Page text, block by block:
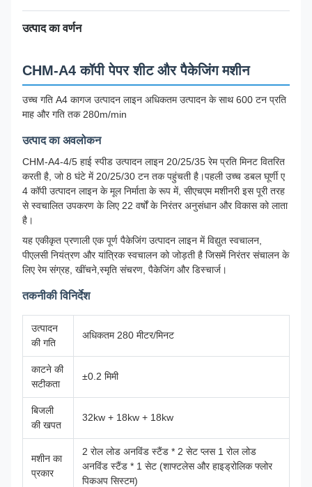
उत्पाद का वर्णन
CHM-A4 कॉपी पेपर शीट और पैकेजिंग मशीन
उच्च गति A4 कागज उत्पादन लाइन अधिकतम उत्पादन के साथ 600 टन प्रति
माह और गति तक 280m/min
उत्पाद का अवलोकन
CHM-A4-4/5 हाई स्पीड उत्पादन लाइन 20/25/35 रेम प्रति मिनट वितरित
करती है, जो 8 घंटे में 20/25/30 टन तक पहुंचती है।पहली उच्च डबल घूर्णी ए
4 कॉपी उत्पादन लाइन के मूल निर्माता के रूप में, सीएचएम मशीनरी इस पूरी तरह
से स्वचालित उपकरण के लिए 22 वर्षों के निरंतर अनुसंधान और विकास को लाता
है।
यह एकीकृत प्रणाली एक पूर्ण पैकेजिंग उत्पादन लाइन में विद्युत स्वचालन,
पीएलसी नियंत्रण और यांत्रिक स्वचालन को जोड़ती है जिसमें निरंतर संचालन के
लिए रेम संग्रह, खींचने,स्मृति संचरण, पैकेजिंग और डिस्चार्ज।
तकनीकी विनिर्देश
उत्पादन
की गति
अधिकतम 280 मीटर/मिनट
काटने की
सटीकता
±0.2 मिमी
बिजली
की खपत
32kw + 18kw + 18kw
मशीन का
प्रकार
2 रोल लोड अनविंड स्टैंड * 2 सेट प्लस 1 रोल लोड
अनविंड स्टैंड * 1 सेट (शाफ्टलेस और हाइड्रोलिक फ्लोर
पिकअप सिस्टम)